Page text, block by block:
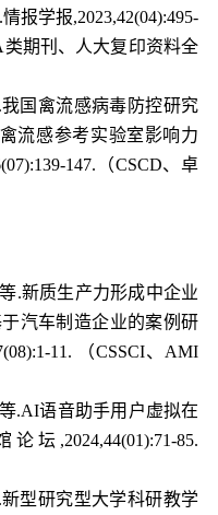
情报学报,2023,42(04):495-
类期刊、人大复印资料全
.我国禽流感病毒防控研究
禽流感参考实验室影响力
147. （CSCD、卓
等.新质生产力形成中企业
汽车制造企业的案例研
11. （CSSCI、 AMI
等.AI语音助手用户虚拟在
论坛 ,2024,44(01):71-85.
.新型研究型大学科研教学